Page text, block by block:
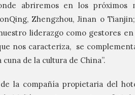
abriremos en los próximos
Zhengzhou, Jinan o
liderazgo como gestores
nos caracteriza, se
de la cultura de China”.
la compañía propietaria del